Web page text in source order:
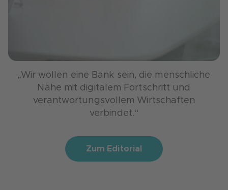
„Wir wollen eine Bank sein, die menschliche
Nähe mit digitalem Fortschritt und
verantwortungsvollem Wirtschaften
verbindet.“
Zum Editorial